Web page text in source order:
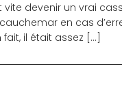
devenir un vrai
en cas
il était assez [...]